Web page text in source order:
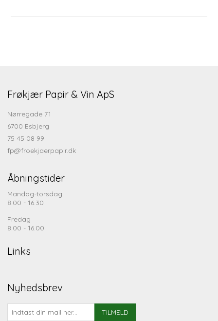
Frøkjær Papir & Vin ApS
Nørregade 71
6700 Esbjerg
75 45 08 99
fp@froekjaerpapir.dk
Åbningstider
Mandag-torsdag:
8.00 - 16.30
Fredag
8.00 - 16.00
Links
Nyhedsbrev
TILMELD